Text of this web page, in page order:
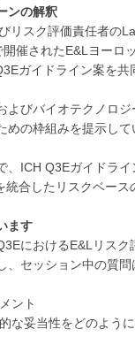
ンの解釈
リスク評価責任者の
催されたE&Lヨー
ガイドライン案を
よびバイオテクノロ
めの枠組みを提示して
、ICH Q3Eガイドラ
統合したリスクベー
ます
におけるE&Lリス
、セッション中の質
ント
な妥当性をどのよう